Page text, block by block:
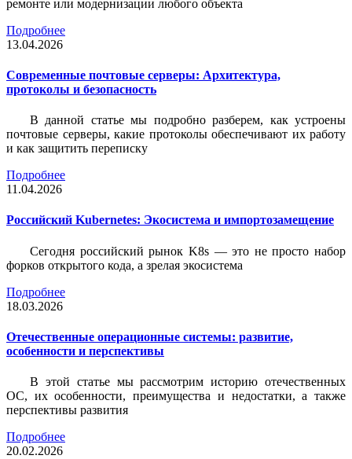
ремонте или модернизации любого объекта
Подробнее
13.04.2026
Современные почтовые серверы: Архитектура,
протоколы и безопасность
В данной статье мы подробно разберем, как устроены
почтовые серверы, какие протоколы обеспечивают их работу
и как защитить переписку
Подробнее
11.04.2026
Российский Kubernetes: Экосистема и импортозамещение
Сегодня российский рынок K8s — это не просто набор
форков открытого кода, а зрелая экосистема
Подробнее
18.03.2026
Отечественные операционные системы: развитие,
особенности и перспективы
В этой статье мы рассмотрим историю отечественных
ОС, их особенности, преимущества и недостатки, а также
перспективы развития
Подробнее
20.02.2026